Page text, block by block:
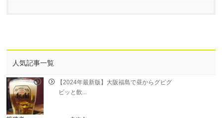
人気記事一覧
【2024年最新版】大阪福島で昼からグビグ
ビッと飲...